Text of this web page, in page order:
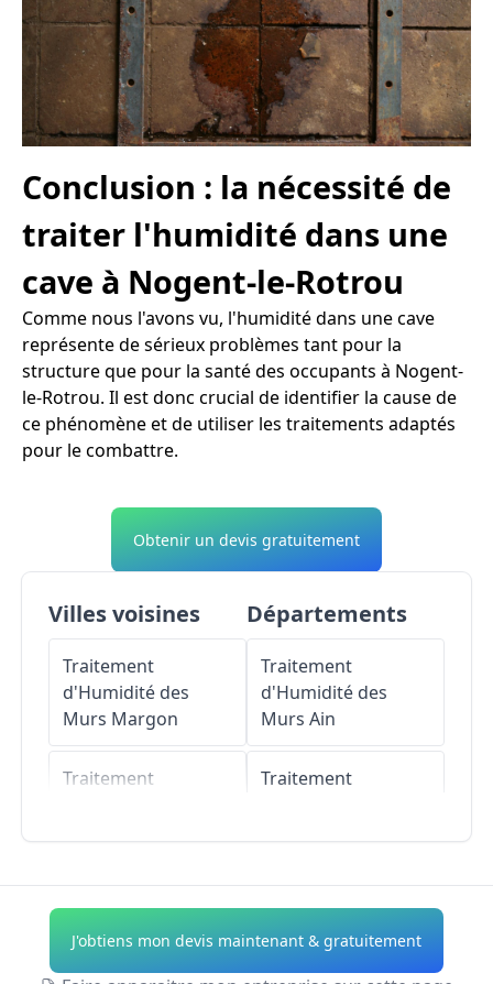
Conclusion : la nécessité de
traiter l'humidité dans une
cave à Nogent-le-Rotrou
Comme nous l'avons vu, l'humidité dans une cave
représente de sérieux problèmes tant pour la
structure que pour la santé des occupants à Nogent-
le-Rotrou. Il est donc crucial de identifier la cause de
ce phénomène et de utiliser les traitements adaptés
pour le combattre.
Obtenir un devis gratuitement
Villes voisines
Traitement
d'Humidité des
Murs Margon
Traitement
Traitement
d'Humidité des
MursSaint-Jean-
Départements
Traitement
d'Humidité des
Murs Ain
Traitement
Traitement
d'Humidité des
Murs Allier
J'obtiens mon devis maintenant & gratuitement